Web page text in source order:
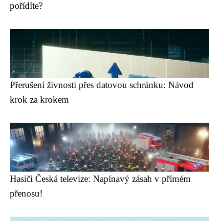
pořídíte?
Přerušení živnosti přes datovou schránku: Návod
krok za krokem
Hasiči Česká televize: Napínavý zásah v přímém
přenosu!